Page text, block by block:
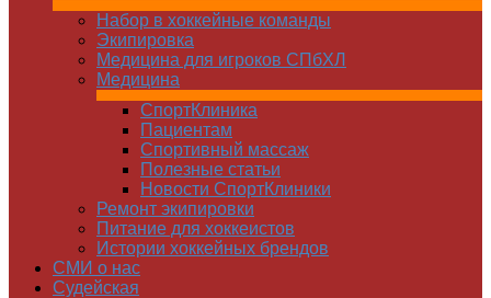
Набор в хоккейные команды
Экипировка
Медицина для игроков СПбХЛ
Медицина
СпортКлиника
Пациентам
Спортивный массаж
Полезные статьи
Новости СпортКлиники
Ремонт экипировки
Питание для хоккеистов
Истории хоккейных брендов
СМИ о нас
Судейская